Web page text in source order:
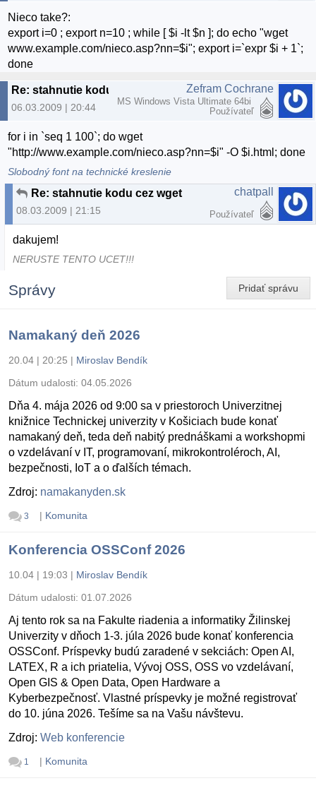
Nieco take?:
export i=0 ; export n=10 ; while [ $i -lt $n ]; do echo "wget
www.example.com/nieco.asp?nn=$i"; export i=`expr $i + 1`;
done
Re: stahnutie kodu cez wget
06.03.2009 | 20:44
Zefram Cochrane
MS Windows Vista Ultimate 64bi
Používateľ
for i in `seq 1 100`; do wget
"http://www.example.com/nieco.asp?nn=$i" -O $i.html; done
Slobodný font na technické kreslenie
Re: stahnutie kodu cez wget
08.03.2009 | 21:15
chatpall
Používateľ
dakujem!
NERUSTE TENTO UCET!!!
Pridať správu
Správy
Namakaný deň 2026
20.04 | 20:25 | Miroslav Bendík
Dátum udalosti: 04.05.2026
Dňa 4. mája 2026 od 9:00 sa v priestoroch Univerzitnej
knižnice Technickej univerzity v Košiciach bude konať
namakaný deň, teda deň nabitý prednáškami a workshopmi
o vzdelávaní v IT, programovaní, mikrokontroléroch, AI,
bezpečnosti, IoT a o ďalších témach.
Zdroj: namakanyden.sk
3 | Komunita
Konferencia OSSConf 2026
10.04 | 19:03 | Miroslav Bendík
Dátum udalosti: 01.07.2026
Aj tento rok sa na Fakulte riadenia a informatiky Žilinskej
Univerzity v dňoch 1-3. júla 2026 bude konať konferencia
OSSConf. Príspevky budú zaradené v sekciách: Open AI,
LATEX, R a ich priatelia, Vývoj OSS, OSS vo vzdelávaní,
Open GIS & Open Data, Open Hardware a
Kyberbezpečnosť. Vlastné príspevky je možné registrovať
do 10. júna 2026. Tešíme sa na Vašu návštevu.
Zdroj: Web konferencie
1 | Komunita